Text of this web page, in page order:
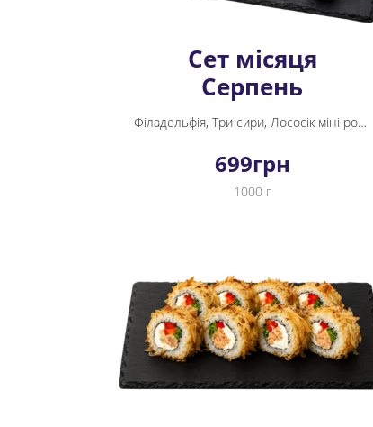
Сет місяця
Серпень
Філадельфія, Три сири, Лососік міні рол, Каліфорнія з тунцем у кунжуті
699грн
1000 г